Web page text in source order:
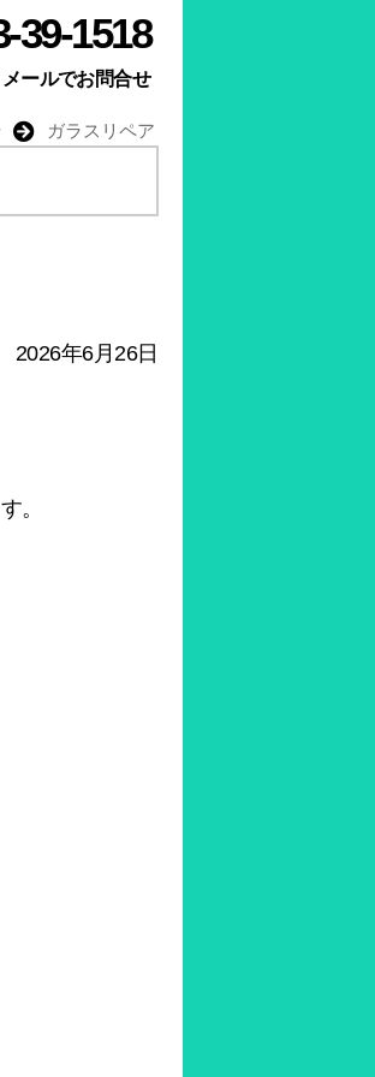
39-1518
メールでお問合せ
ガラスリペア
2026年6月26日
。